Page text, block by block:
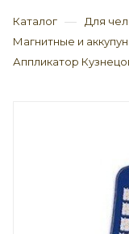
Каталог — Для
Магнитные и
Аппликатор